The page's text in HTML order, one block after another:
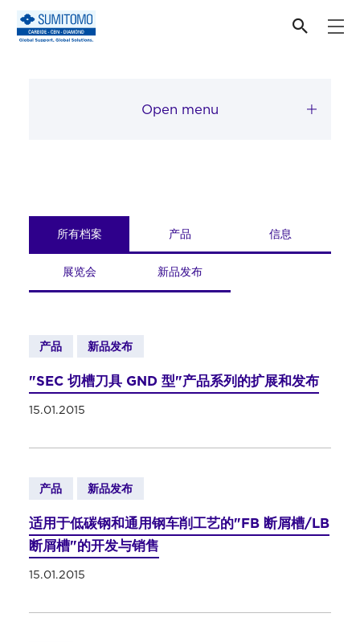
顶部
Open menu
所有档案 产品 信息
展览会 新品发布
产品 新品发布
"SEC 切槽刀具 GND 型"产品系列的扩展和发布
15.01.2015
产品 新品发布
适用于低碳钢和通用钢车削工艺的"FB 断屑槽/LB
断屑槽"的开发与销售
15.01.2015